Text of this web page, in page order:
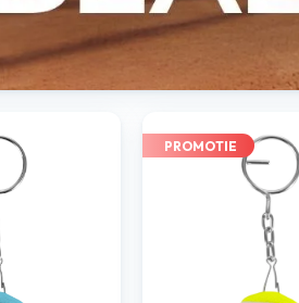
PROMOTIE